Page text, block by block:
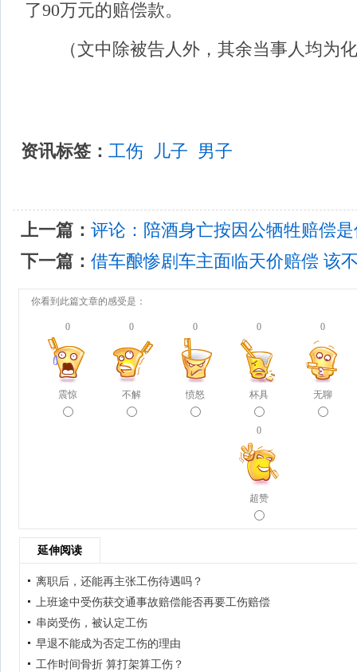
了90万元的赔偿款。
（文中除被告人外，其余当事人均为
资讯标签： 工伤 儿子 男子
上一篇： 评论：陪酒身亡按因公牺牲赔偿
下一篇： 借车酿惨剧车主面临天价赔偿 该
你看到此篇文章的感受是：
0
震惊
0
不解
0
愤怒
0
杯具
0
无聊
0
超赞
延伸阅读
离职后，还能再主张工伤待遇吗？
上班途中受伤获交通事故赔偿能否再要工伤赔偿
串岗受伤，被认定工伤
早退不能成为否定工伤的理由
工作时间骨折 算打架算工伤？